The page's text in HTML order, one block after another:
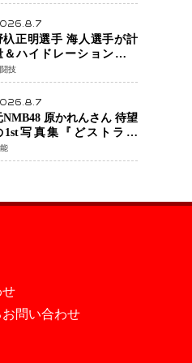
公開 未来の自分との対話
描く注目作
杁正明選手 海人選手が計
＆ハイドレーションテス
をクリア「ONE
2」決戦へ万全の
備整う
技
NMB48 原かれんさん 待望
1st写真集『どストライ
』発売決定 バリで魅せる
歳の新境地
せ
問い合わせ